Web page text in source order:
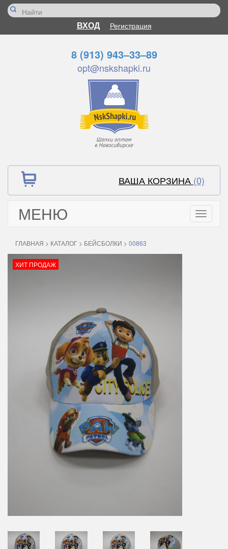
ВХОД Регистрация
8 (913) 943–33–89
opt@nskshapki.ru
ВАША КОРЗИНА (0)
МЕНЮ
Toggle
ГЛАВНАЯ > КАТАЛОГ > БЕЙСБОЛКИ > 00863
ХИТ ПРОДАЖ